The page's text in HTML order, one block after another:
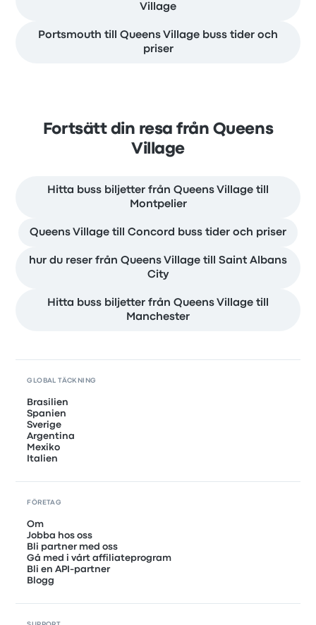
Village
Portsmouth till Queens Village buss tider och
priser
Fortsätt din resa från Queens
Village
Hitta buss biljetter från Queens Village till
Montpelier
Queens Village till Concord buss tider och priser
hur du reser från Queens Village till Saint Albans
City
Hitta buss biljetter från Queens Village till
Manchester
GLOBAL TÄCKNING
Brasilien
Spanien
Sverige
Argentina
Mexiko
Italien
FÖRETAG
Om
Jobba hos oss
Bli partner med oss
Gå med i vårt affiliateprogram
Bli en API-partner
Blogg